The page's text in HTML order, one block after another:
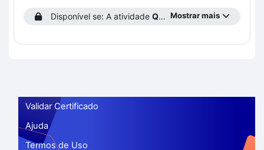
Mostrar mais
Disponível se: A atividade Questionário Final esteja
Validar Certificado
Ajuda
Termos de Uso